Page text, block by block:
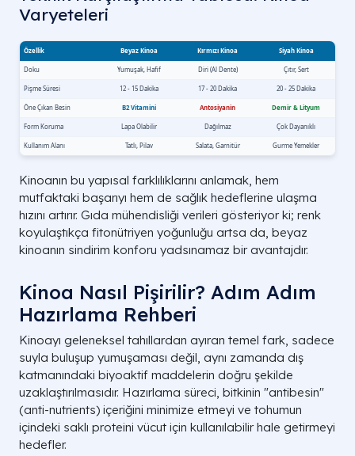
Varyeteleri
Kinoanın bu yapısal farklılıklarını anlamak, hem
mutfaktaki başarıyı hem de sağlık hedeflerine ulaşma
hızını artırır. Gıda mühendisliği verileri gösteriyor ki; renk
koyulaştıkça fitonütriyen yoğunluğu artsa da, beyaz
kinoanın sindirim konforu yadsınamaz bir avantajdır.
Kinoa Nasıl Pişirilir? Adım Adım
Hazırlama Rehberi
Kinoayı geleneksel tahıllardan ayıran temel fark, sadece
suyla buluşup yumuşaması değil, aynı zamanda dış
katmanındaki biyoaktif maddelerin doğru şekilde
uzaklaştırılmasıdır. Hazırlama süreci, bitkinin "antibesin"
(anti-nutrients) içeriğini minimize etmeyi ve tohumun
içindeki saklı proteini vücut için kullanılabilir hale getirmeyi
hedefler.